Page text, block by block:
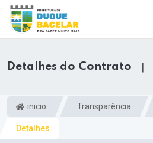
Detalhes do Contrato |
inicio Transparência
Detalhes